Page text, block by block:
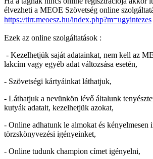
élvezheti a MEOE Szövetség online
https://tirr.meoesz.hu/index.php?m=ugyintezes
Ezek az online szolgáltatások :
- Kezelhetjük saját adatainkat, nem kell az
lakcím vagy egyéb adat változsása esetén,
- Szövetségi kártyáinkat láthatjuk,
- Láthatjuk a nevünkön lévő általunk
kutyák adatait, kezelhetjük azokat,
- Online adhatunk le almokat és kényelmesen
törzskönyvezési igényeinket,
- Online tudunk champion címet igényelni,